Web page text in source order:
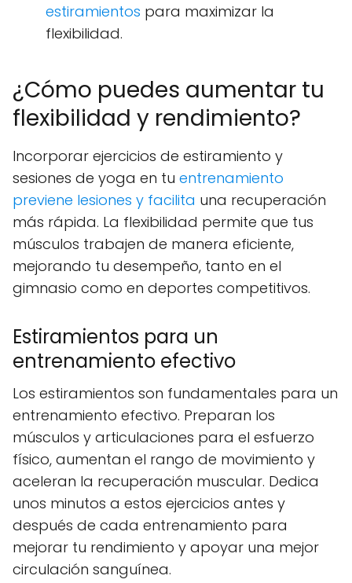
estiramientos para maximizar la
flexibilidad.
¿Cómo puedes aumentar tu
flexibilidad y rendimiento?
Incorporar ejercicios de estiramiento y
sesiones de yoga en tu entrenamiento
previene lesiones y facilita una recuperación
más rápida. La flexibilidad permite que tus
músculos trabajen de manera eficiente,
mejorando tu desempeño, tanto en el
gimnasio como en deportes competitivos.
Estiramientos para un
entrenamiento efectivo
Los estiramientos son fundamentales para un
entrenamiento efectivo. Preparan los
músculos y articulaciones para el esfuerzo
físico, aumentan el rango de movimiento y
aceleran la recuperación muscular. Dedica
unos minutos a estos ejercicios antes y
después de cada entrenamiento para
mejorar tu rendimiento y apoyar una mejor
circulación sanguínea.